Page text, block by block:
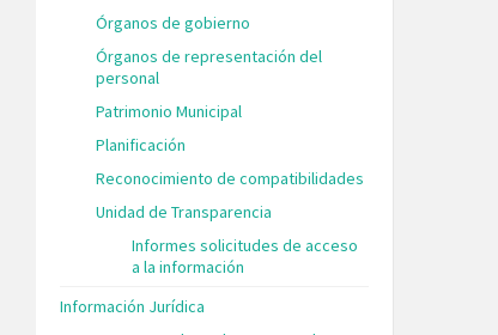
Órganos de gobierno
Órganos de representación del
personal
Patrimonio Municipal
Planificación
Reconocimiento de compatibilidades
Unidad de Transparencia
Informes solicitudes de acceso
a la información
Información Jurídica